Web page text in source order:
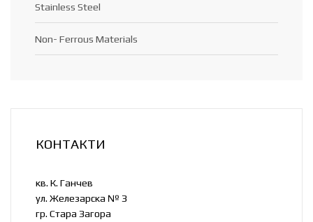
Stainless Steel
Non- Ferrous Materials
КОНТАКТИ
кв. К. Ганчев
ул. Железарска № 3
гр. Стара Загора